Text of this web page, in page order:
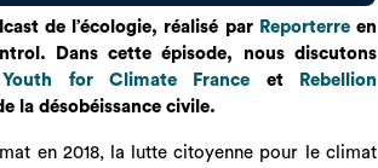
de l’écologie, réalisé par Reporterreen
Dans cette épisode, nous discutons
Youth for Climate France et
Rebellion
la désobéissance civile.
en 2018, la lutte citoyenne pour le climat